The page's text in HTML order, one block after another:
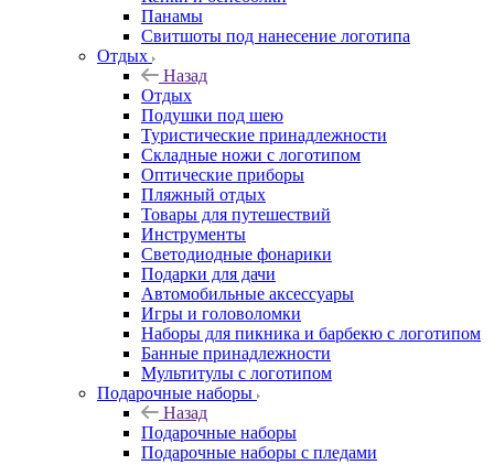
Панамы
Свитшоты под нанесение логотипа
Отдых
Назад
Отдых
Подушки под шею
Туристические принадлежности
Складные ножи с логотипом
Оптические приборы
Пляжный отдых
Товары для путешествий
Инструменты
Светодиодные фонарики
Подарки для дачи
Автомобильные аксессуары
Игры и головоломки
Наборы для пикника и барбекю с логотипом
Банные принадлежности
Мультитулы с логотипом
Подарочные наборы
Назад
Подарочные наборы
Подарочные наборы с пледами